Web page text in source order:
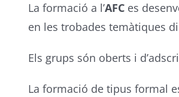
La formació a l’AFCes
en les trobades temàtiques
Els grups són oberts i
La formació de tipus formal